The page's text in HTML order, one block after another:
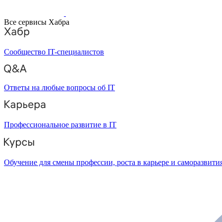
Все сервисы Хабра
Сообщество IT-специалистов
Ответы на любые вопросы об IT
Профессиональное развитие в IT
Обучение для смены профессии, роста в карьере и